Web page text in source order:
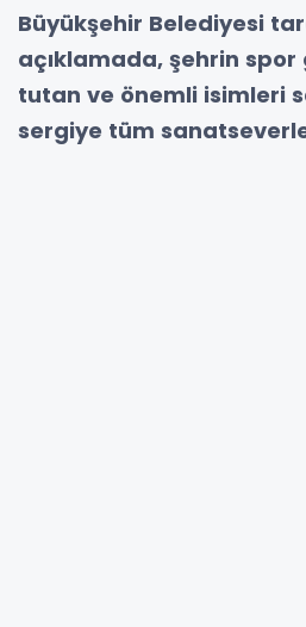
Büyükşehir Belediyesi
açıklamada, şehrin spor
tutan ve önemli isimleri
sergiye tüm